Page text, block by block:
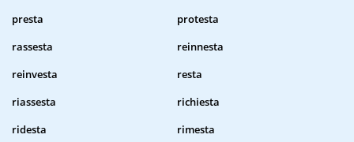
presta
protesta
rassesta
reinnesta
reinvesta
resta
riassesta
richiesta
ridesta
rimesta